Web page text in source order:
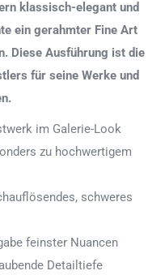
klassisch-elegant und
ein gerahmter Fine Art
Diese Ausführung ist die
für seine Werke und
im Galerie-Look
zu hochwertigem
schweres
feinster Nuancen
Detailtiefe